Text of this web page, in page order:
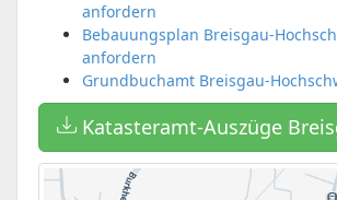
anfordern
Bebauungsplan Breisgau-
anfordern
Grundbuchamt Breisgau-
Katasteramt-Auszüge